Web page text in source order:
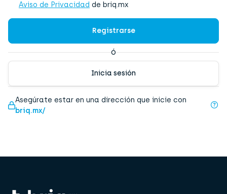
Aviso de Privacidad de briq.mx
ó
Inicia sesión
Asegúrate estar en una dirección que inicie con
briq.mx/